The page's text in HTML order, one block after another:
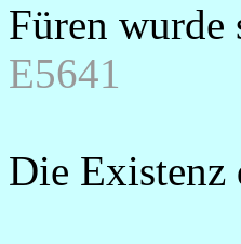
Füren
E5641
Die Existenz